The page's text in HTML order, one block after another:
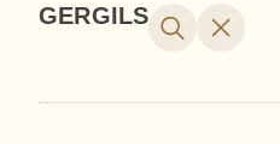
GERGILS